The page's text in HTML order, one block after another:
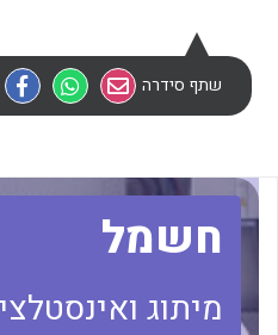
לכל מוצרי היצרן
לכל מוצרי היצרן
שתף סידרה
חשמל
מיתוג